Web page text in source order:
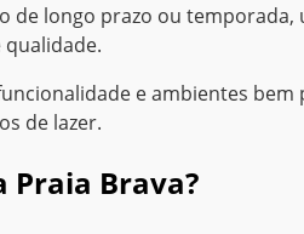
de longo prazo ou
e ambientes
de lazer.
Brava?